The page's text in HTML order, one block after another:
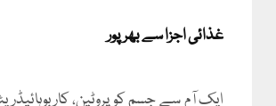
غذائی اجزا سے بھرپور